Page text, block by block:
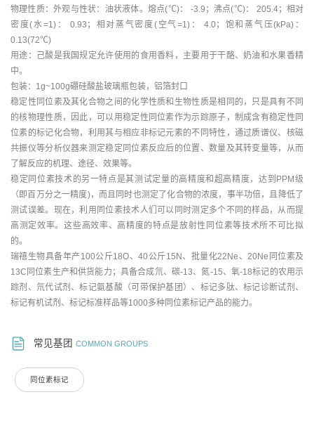
物理性质：外观与性状：油状液体。熔点(℃)： -3.9；沸点(℃)： 205.4；相对
密度(水=1)： 0.93；相对蒸气密度(空气=1)： 4.0；饱和蒸气压(kPa)：
0.13(72℃)
用途：己酸是我国规定允许使用的食用香料，主要用于干酪、奶油和水果香精
中。
包装：1g~100g硼硅酸盐玻璃瓶包装，铝箔封口
稳定性同位素及其化合物之间的化学性质和生物性质是相同的，只是具有不同
的核物理性质，因此，可以用稳定性同位素作为示踪原子，制成含有稳定性同
位素的标记化合物，利用其与相应非标记元素的不同特性，通过质谱仪、核磁
共振仪等分析仪器来测定稳定同位素反应后的位置、数量及其转变量等，从而
了解反应的机理、途径、效果等。
稳定同位素技术的另一特点是其测试定量的高精度和超高精度，达到PPM级
（即百万分之一精度)，而且同时也测定了化合物的浓度，事半功倍，且降低了
测试误差。现在，利用同位素技术人们可以同时测定多个不同的样品，从而提
高测定效率。这些高效率、高精度的特点是放射性同位素等技术所不可比拟
的。
瑞禧生物具备年产100公斤18O、40公斤15N、批量化22Ne、20Ne同位素及
13C同位素生产和供货能力；具备合成氘、碳-13、氮-15、氧-18标记的农用示
踪剂、氘代试剂、标记氨基酸（可带保护基团）、标记多肽、标记诊断试剂、
标记有机试剂、标记标准样品等1000多种同位素标记产品的能力。
常见基团 COMMON GROUPS
同位素标记